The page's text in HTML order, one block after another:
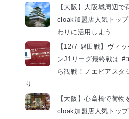
【大阪】大阪城周辺
cloak加盟店人気トッ
わりに活用しよう
【12/7 磐田戦】ヴィ
ンJ1リーグ最終戦は #
ら観戦！ノエビアスタ
り
【大阪】心斎橋で荷
cloak加盟店人気トッ